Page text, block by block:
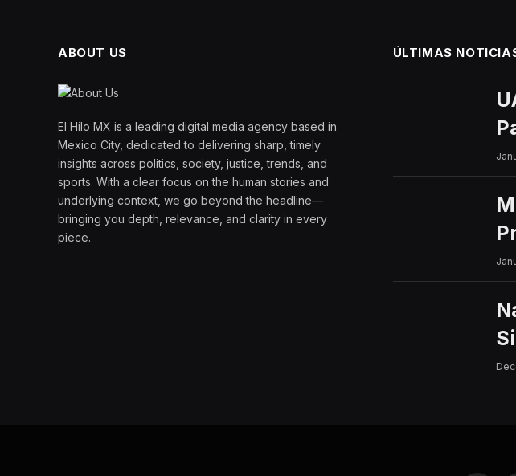
ABOUT US
El Hilo MX is a leading digital media agency based in
Mexico City, dedicated to delivering sharp, timely
insights across politics, society, justice, trends, and
sports. With a clear focus on the human stories and
underlying context, we go beyond the headline—
bringing you depth, relevance, and clarity in every
piece.
ÚLTIMAS